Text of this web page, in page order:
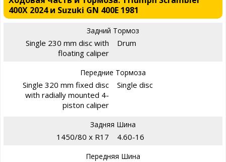
400X 2024 и Suzuki GN 400E 1981
Задний Тормоз
Single 230 mm disc with
floating caliper
Drum
Передние Тормоза
Single 320 mm fixed disc
with radially mounted 4-
piston caliper
Single disc
Задняя Шина
1450/80 x R17 4.60-16
Передняя Шина